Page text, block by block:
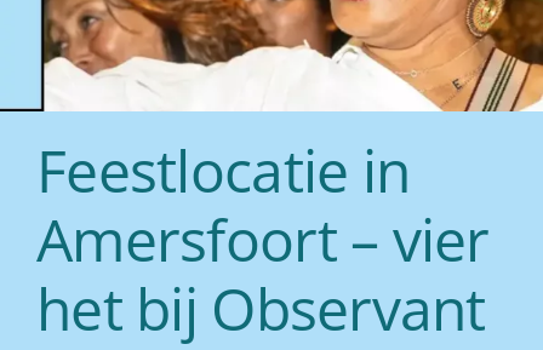
Feestlocatie in
Amersfoort – vier
het bij Observant